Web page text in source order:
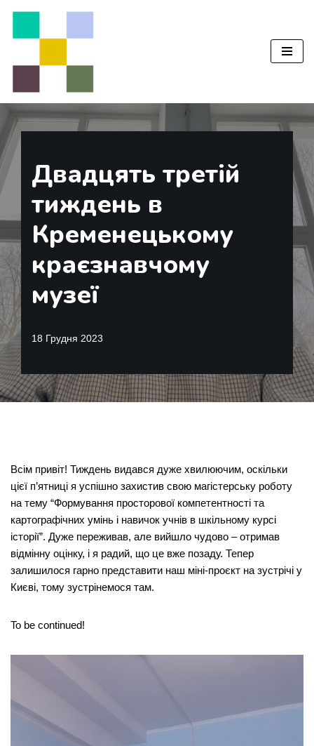
Перейти
Двадцять третій
тиждень в
Кременецькому
краєзнавчому
музеї
18 Грудня 2023
Всім привіт! Тиждень видався дуже хвилюючим, оскільки
цієї п’ятниці я успішно захистив свою магістерську роботу
на тему “Формування просторової компетентності та
картографічних умінь і навичок учнів в шкільному курсі
історії”. Дуже переживав, але вийшло чудово – отримав
відмінну оцінку, і я радий, що це вже позаду. Тепер
залишилося гарно представити наш міні-проєкт на зустрічі у
Києві, тому зустрінемося там.
To be continued!